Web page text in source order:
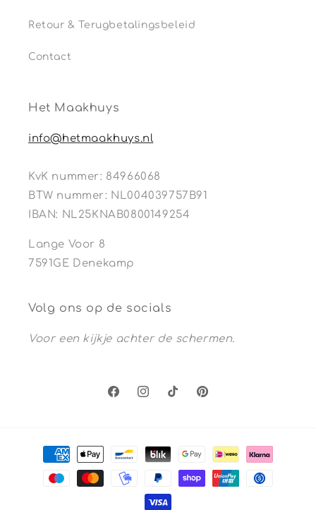
Retour & Terugbetalingsbeleid
Contact
Het Maakhuys
info@hetmaakhuys.nl
KvK nummer: 84966068
BTW nummer: NL004039757B91
IBAN: NL25KNAB0800149254
Lange Voor 8
7591GE Denekamp
Volg ons op de socials
Voor een kijkje achter de schermen.
FacebookInstagram
TikTok Pinterest
Betaalmethoden